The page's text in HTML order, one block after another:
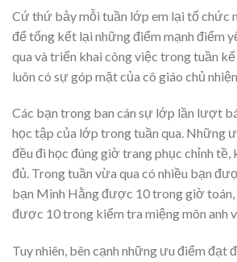
Cứ thứ bảy mỗi tuần lớp em lại tổ chức
để tổng kết lại những điểm mạnh điểm
qua và triển khai công việc trong tuần
luôn có sự góp mặt của cô giáo chủ
Các bạn trong ban cán sự lớp lần lượt
học tập của lớp trong tuần qua. Những
đều đi học đúng giờ trang phục chỉnh tề,
đủ. Trong tuần vừa qua có nhiều bạn
bạn Minh Hằng được 10 trong giờ
được 10 trong kiểm tra miệng môn anh
Tuy nhiên, bên cạnh những ưu điểm đạt